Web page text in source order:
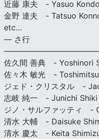
近藤 康夫 - Yasuo
金野 達夫 - Tatsuo
etc…
— さ行
佐久間 善典 - Yoshinori
佐々木 敏光 -
ジェド・クリスタル -
志岐 純一 - Junichi Shiki
ジノ・サルファッティ -
清水 大輔 - Daisuke
清水 慶太 - Keita